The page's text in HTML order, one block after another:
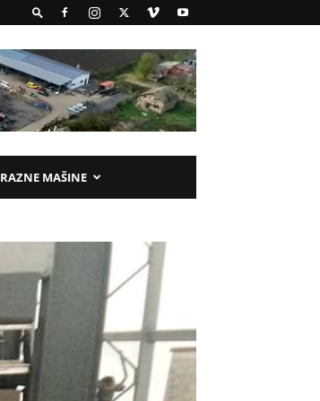
RAZNE MAŠINE